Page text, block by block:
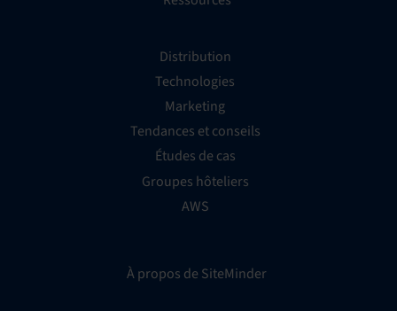
Distribution
Technologies
Marketing
Tendances et conseils
Études de cas
Groupes hôteliers
AWS
À propos de SiteMinder